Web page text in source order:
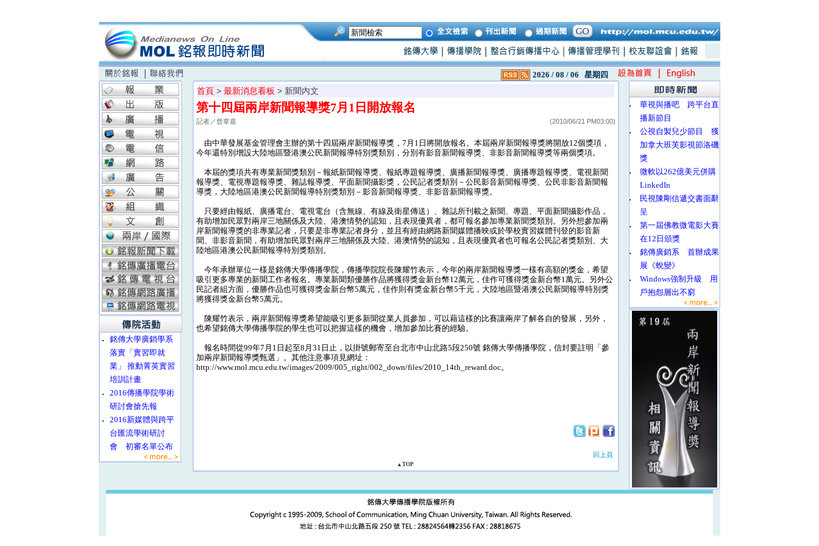
2026 / 08 / 06 星期四
‧
銘傳大學廣銷學系
落實「實習即就
業」 推動菁英實習
培訓計畫
‧
2016傳播學院學術
研討會搶先報
‧
2016新媒體與跨平
台匯流學術研討
會 初審名單公布
首頁 > 最新消息看板 > 新聞內文
第十四屆兩岸新聞報導獎7月1日開放報名
記者／曾韋嘉 (2010/06/21 PM03:00)
由中華發展基金管理會主辦的第十四屆兩岸新聞報導獎，7月1日將開放報名。本屆兩岸新聞報導獎將開放12個獎項，
今年還特別增設大陸地區暨港澳公民新聞報導特別獎類別，分別有影音新聞報導獎、非影音新聞報導獎等兩個獎項。
本屆的獎項共有專業新聞獎類別－報紙新聞報導獎、報紙專題報導獎、廣播新聞報導獎、廣播專題報導獎、電視新聞
報導獎、電視專題報導獎、雜誌報導獎、平面新聞攝影獎，公民記者獎類別－公民影音新聞報導獎、公民非影音新聞報
導獎，大陸地區港澳公民新聞報導特別獎類別－影音新聞報導獎、非影音新聞報導獎。
只要經由報紙、廣播電台、電視電台（含無線、有線及衛星傳送）、雜誌所刊載之新聞、專題、平面新聞攝影作品，
有助增加民眾對兩岸三地關係及大陸、港澳情勢的認知，且表現優異者，都可報名參加專業新聞獎類別。另外想參加兩
岸新聞報導獎的非專業記者，只要是非專業記者身分，並且有經由網路新聞媒體播映或於學校實習媒體刊登的影音新
聞、非影音新聞，有助增加民眾對兩岸三地關係及大陸、港澳情勢的認知，且表現優異者也可報名公民記者獎類別、大
陸地區港澳公民新聞報導特別獎類別。
今年承辦單位一樣是銘傳大學傳播學院，傳播學院院長陳耀竹表示，今年的兩岸新聞報導獎一樣有高額的獎金，希望
吸引更多專業的新聞工作者報名。專業新聞類優勝作品將獲得獎金新台幣12萬元，佳作可獲得獎金新台幣1萬元。另外公
民記者組方面，優勝作品也可獲得獎金新台幣5萬元，佳作則有獎金新台幣5千元，大陸地區暨港澳公民新聞報導特別獎
將獲得獎金新台幣5萬元。
陳耀竹表示，兩岸新聞報導獎希望能吸引更多新聞從業人員參加，可以藉這樣的比賽讓兩岸了解各自的發展，另外，
也希望銘傳大學傳播學院的學生也可以把握這樣的機會，增加參加比賽的經驗。
報名時間從99年7月1日起至8月31日止，以掛號郵寄至台北市中山北路5段250號 銘傳大學傳播學院，信封要註明「參
加兩岸新聞報導獎甄選」。其他注意事項見網址：
http://www.mol.mcu.edu.tw/images/2009/005_right/002_down/files/2010_14th_reward.doc。
回上頁
▲TOP
‧
華視與播吧 跨平台直
播新節目
‧
公視自製兒少節目 獲
加拿大班芙影視節洛磯
獎
‧
微軟以262億美元併購
LinkedIn
‧
民視陳剛信遞交書面辭
呈
‧
第一屆佛教微電影大賽
在12日頒獎
‧
銘傳廣銷系 首辦成果
展《蛻變》
‧
Windows強制升級 用
戶抱怨層出不窮